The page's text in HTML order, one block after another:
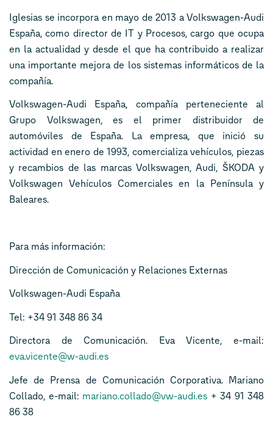
Iglesias se incorpora en mayo de 2013 a Volkswagen-Audi
España, como director de IT y Procesos, cargo que ocupa
en la actualidad y desde el que ha contribuido a realizar
una importante mejora de los sistemas informáticos de la
compañía.
Volkswagen-Audi España, compañía perteneciente al
Grupo Volkswagen, es el primer distribuidor de
automóviles de España. La empresa, que inició su
actividad en enero de 1993, comercializa vehículos, piezas
y recambios de las marcas Volkswagen, Audi, ŠKODA y
Volkswagen Vehículos Comerciales en la Península y
Baleares.
Para más información:
Dirección de Comunicación y Relaciones Externas
Volkswagen-Audi España
Tel: +34 91 348 86 34
Directora de Comunicación. Eva Vicente, e-mail:
eva.vicente@w-audi.es
Jefe de Prensa de Comunicación Corporativa. Mariano
Collado, e-mail: mariano.collado@vw-audi.es + 34 91 348
86 38